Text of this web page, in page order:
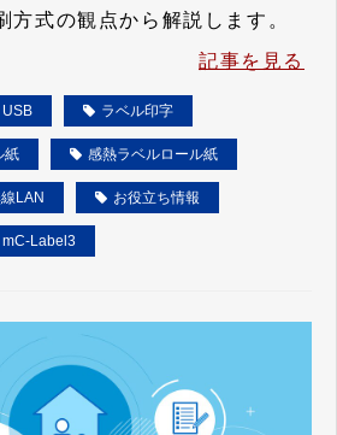
方式の観点から解説します。
記事を見る
USB ラベル印字
紙 感熱ラベルロール紙
LAN お役立ち情報
mC-Label3